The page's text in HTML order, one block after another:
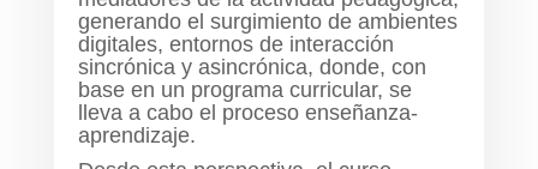
generando el surgimiento de ambientes
digitales, entornos de interacción
sincrónica y asincrónica, donde, con
base en un programa curricular, se
lleva a cabo el proceso enseñanza-
aprendizaje.